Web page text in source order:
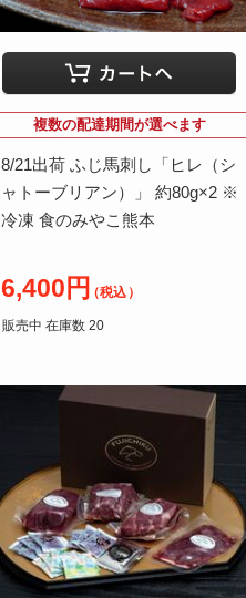
複数の配達期間が選べます
8/21出荷 ふじ馬刺し「ヒレ（シ
ャトーブリアン）」 約80g×2 ※
冷凍 食のみやこ熊本
6,400円（税込）
販売中 在庫数 20